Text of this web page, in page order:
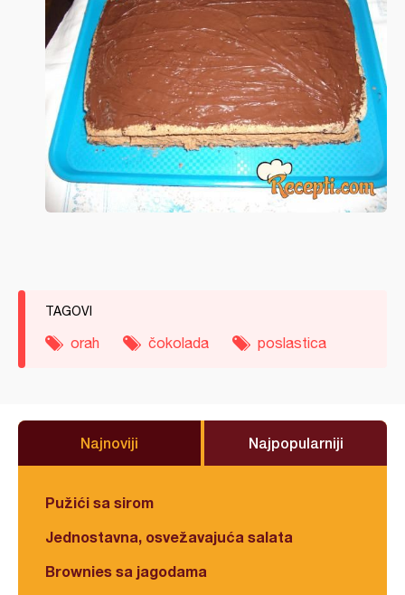
TAGOVI
orah čokolada poslastica
Najnoviji Najpopularniji
Pužići sa sirom
Jednostavna, osvežavajuća salata
Brownies sa jagodama